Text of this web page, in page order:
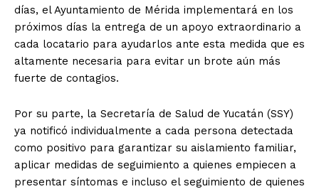
días, el Ayuntamiento de Mérida implementará en los
próximos días la entrega de un apoyo extraordinario a
cada locatario para ayudarlos ante esta medida que es
altamente necesaria para evitar un brote aún más
fuerte de contagios.
Por su parte, la Secretaría de Salud de Yucatán (SSY)
ya notificó individualmente a cada persona detectada
como positivo para garantizar su aislamiento familiar,
aplicar medidas de seguimiento a quienes empiecen a
presentar síntomas e incluso el seguimiento de quienes